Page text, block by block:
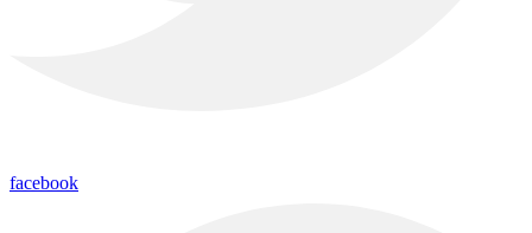
facebook